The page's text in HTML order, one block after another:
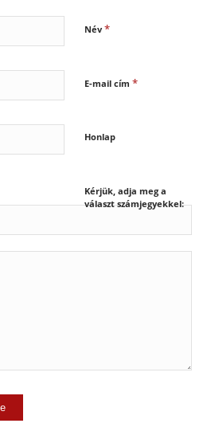
Név *
E-mail cím *
Honlap
Kérjük, adja meg a
választ számjegyekkel: